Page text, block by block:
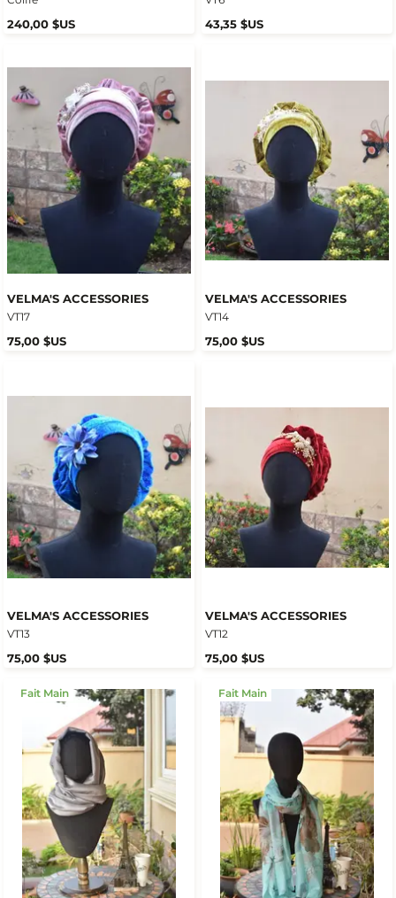
240,00 $US 43,35 $US
VELMA'S ACCESSORIES
VT17
75,00 $US
VELMA'S ACCESSORIES
VT14
75,00 $US
VELMA'S ACCESSORIES
VT13
75,00 $US
VELMA'S ACCESSORIES
VT12
75,00 $US
Fait Main Fait Main